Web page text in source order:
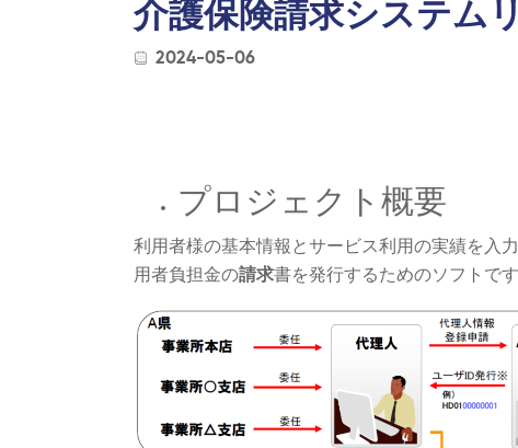
介護保険請求システム
2024-05-06
プロジェクト概要
利用者様の基本情報とサービス利用の実績を入力
用者負担金の請求書を発行するためのソフトです